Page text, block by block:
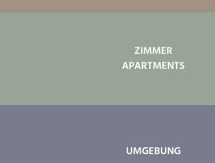
ZIMMER
APARTMENTS
UMGEBUNG